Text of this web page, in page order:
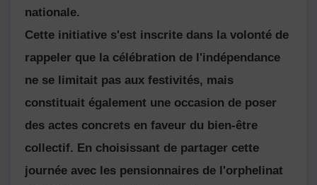
nationale.
Cette initiative s'est inscrite dans la volonté de
rappeler que la célébration de l'indépendance
ne se limitait pas aux festivités, mais
constituait également une occasion de poser
des actes concrets en faveur du bien-être
collectif. En choisissant de partager cette
journée avec les pensionnaires de l'orphelinat